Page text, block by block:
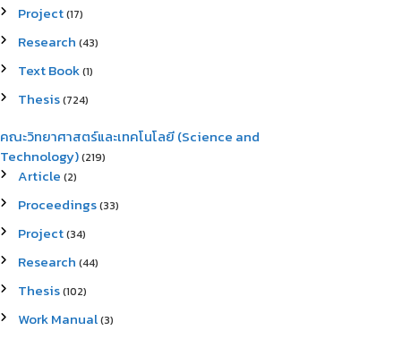
Project(17)
Research (43)
Text Book(1)
Thesis(724)
คณะวิทยาศาสตร์และเทคโนโลยี (Science and
Technology)(219)
Article (2)
Proceedings(33)
Project(34)
Research (44)
Thesis(102)
Work Manual(3)